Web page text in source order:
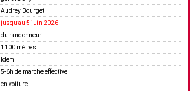
Audrey Bourget
jusquʼau 5 juin 2026
du randonneur
1100 mètres
Idem
5-6h de marche effective
en voiture